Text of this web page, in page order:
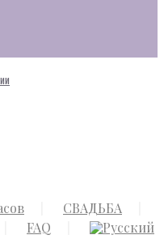
СВАДЬБА
FAQ